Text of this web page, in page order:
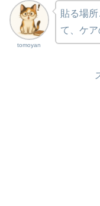
tomoyan
貼る場所
て、ケ